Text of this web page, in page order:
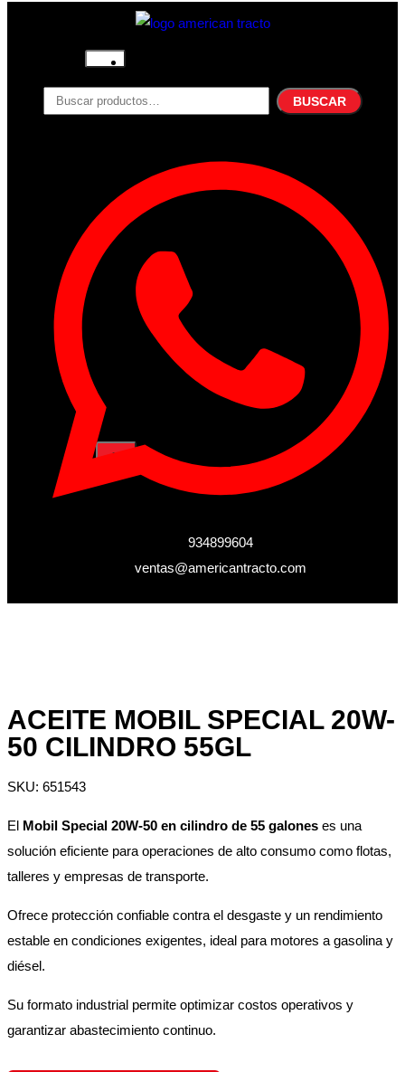
Nosotros
Productos
Refrigerante
Lubricantes
Contacto
Acceder
Iniciar Sesion
Registro
Restablecer la contraseña
X
BUSCAR
934899604
ventas@americantracto.com
ACEITE MOBIL SPECIAL 20W-
50 CILINDRO 55GL
SKU: 651543
El Mobil Special 20W-50 en cilindro de 55 galones es una
solución eficiente para operaciones de alto consumo como flotas,
talleres y empresas de transporte.
Ofrece protección confiable contra el desgaste y un rendimiento
estable en condiciones exigentes, ideal para motores a gasolina y
diésel.
Su formato industrial permite optimizar costos operativos y
garantizar abastecimiento continuo.